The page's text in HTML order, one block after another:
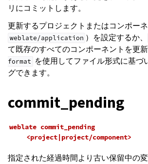
リにコミットします。
更新するプロジェクトまたはコンポー
weblate/application ）を設定するか、
て既存のすべてのコンポーネントを更新
format を使用してファイル形式に基づ
グできます。
commit_pending
weblate commit_pending
<project|project/component>
指定された経過時間より古い保留中の